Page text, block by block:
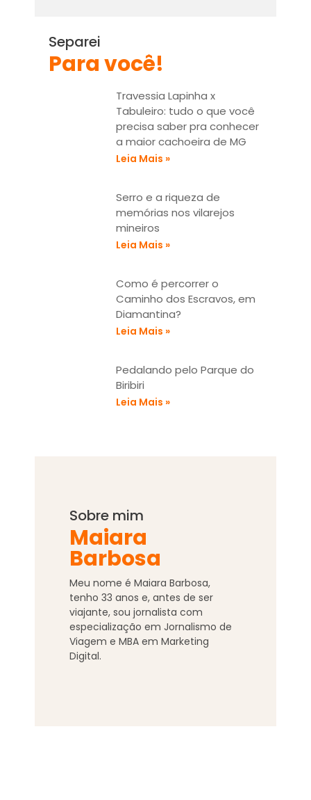
Separei
Para você!
Travessia Lapinha x
Tabuleiro: tudo o que você
precisa saber pra conhecer
a maior cachoeira de MG
Leia Mais »
Serro e a riqueza de
memórias nos vilarejos
mineiros
Leia Mais »
Como é percorrer o
Caminho dos Escravos, em
Diamantina?
Leia Mais »
Pedalando pelo Parque do
Biribiri
Leia Mais »
Sobre mim
Maiara
Barbosa
Meu nome é Maiara Barbosa,
tenho 33 anos e, antes de ser
viajante, sou jornalista com
especialização em Jornalismo de
Viagem e MBA em Marketing
Digital.